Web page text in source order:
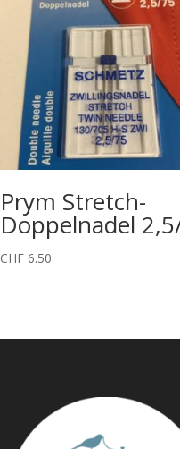
Prym Stretch-
Doppelnadel
CHF6.50